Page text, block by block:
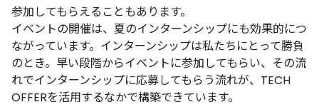
参加してもらえることもあります。
イベントの開催は、夏のインターンシップにも効果的につ
ながっています。インターンシップは私たちにとって勝負
のとき。早い段階からイベントに参加してもらい、その流
れでインターンシップに応募してもらう流れが、TECH
OFFERを活用するなかで構築できています。